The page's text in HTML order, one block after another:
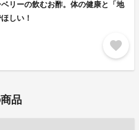
リーの飲むお酢。体の健康と「地
しい！
favorite
品